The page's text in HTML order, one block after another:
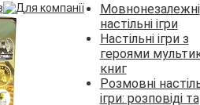
Мовнонезалежні
настільні ігри
Настільні ігри з
героями
книг
Розмовні
ігри: розповіді та